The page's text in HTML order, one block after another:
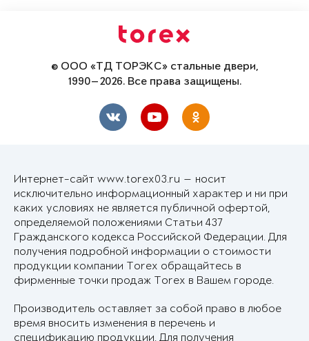
© ООО «ТД ТОРЭКС» стальные двери,
1990—2026. Все права защищены.
Интернет-сайт www.torex03.ru — носит
исключительно информационный характер и ни при
каких условиях не является публичной офертой,
определяемой положениями Статьи 437
Гражданского кодекса Российской Федерации. Для
получения подробной информации о стоимости
продукции компании Torex обращайтесь в
фирменные точки продаж Torex в Вашем городе.
Производитель оставляет за собой право в любое
время вносить изменения в перечень и
спецификацию продукции. Для получения